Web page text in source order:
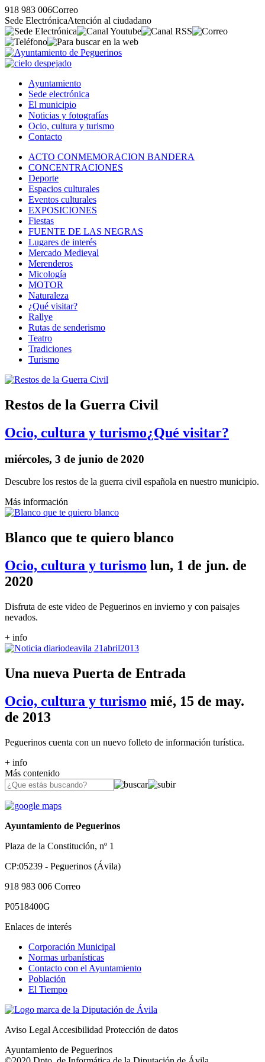
918 983 006Correo
Sede ElectrónicaAtención al ciudadano
Ayuntamiento
Sede electrónica
El municipio
Noticias y fotografías
Ocio, cultura y turismo
Contacto
ACTO CONMEMORACION BANDERA
CONCENTRACIONES
Deporte
Espacios culturales
Eventos culturales
EXPOSICIONES
Fiestas
FUENTE DE LAS NEGRAS
Lugares de interés
Mercado Medieval
Merenderos
Micología
MOTOR
Naturaleza
¿Qué visitar?
Rallye
Rutas de senderismo
Teatro
Tradiciones
Turismo
Restos de la Guerra Civil
Ocio, cultura y turismo¿Qué visitar?
miércoles, 3 de junio de 2020
Descubre los restos de la guerra civil española en nuestro municipio.
Más información
Blanco que te quiero blanco
Ocio, cultura y turismo lun, 1 de jun. de
2020
Disfruta de este video de Peguerinos en invierno y con paisajes
nevados.
+ info
Una nueva Puerta de Entrada
Ocio, cultura y turismo mié, 15 de may.
de 2013
Peguerinos cuenta con un nuevo folleto de información turística.
+ info
Más contenido
Ayuntamiento de Peguerinos
Plaza de la Constitución, nº 1
CP:05239 - Peguerinos (Ávila)
918 983 006 Correo
P0518400G
Enlaces de interés
Corporación Municipal
Normas urbanísticas
Contacto con el Ayuntamiento
Población
El Tiempo
Aviso Legal Accesibilidad Protección de datos
Ayuntamiento de Peguerinos